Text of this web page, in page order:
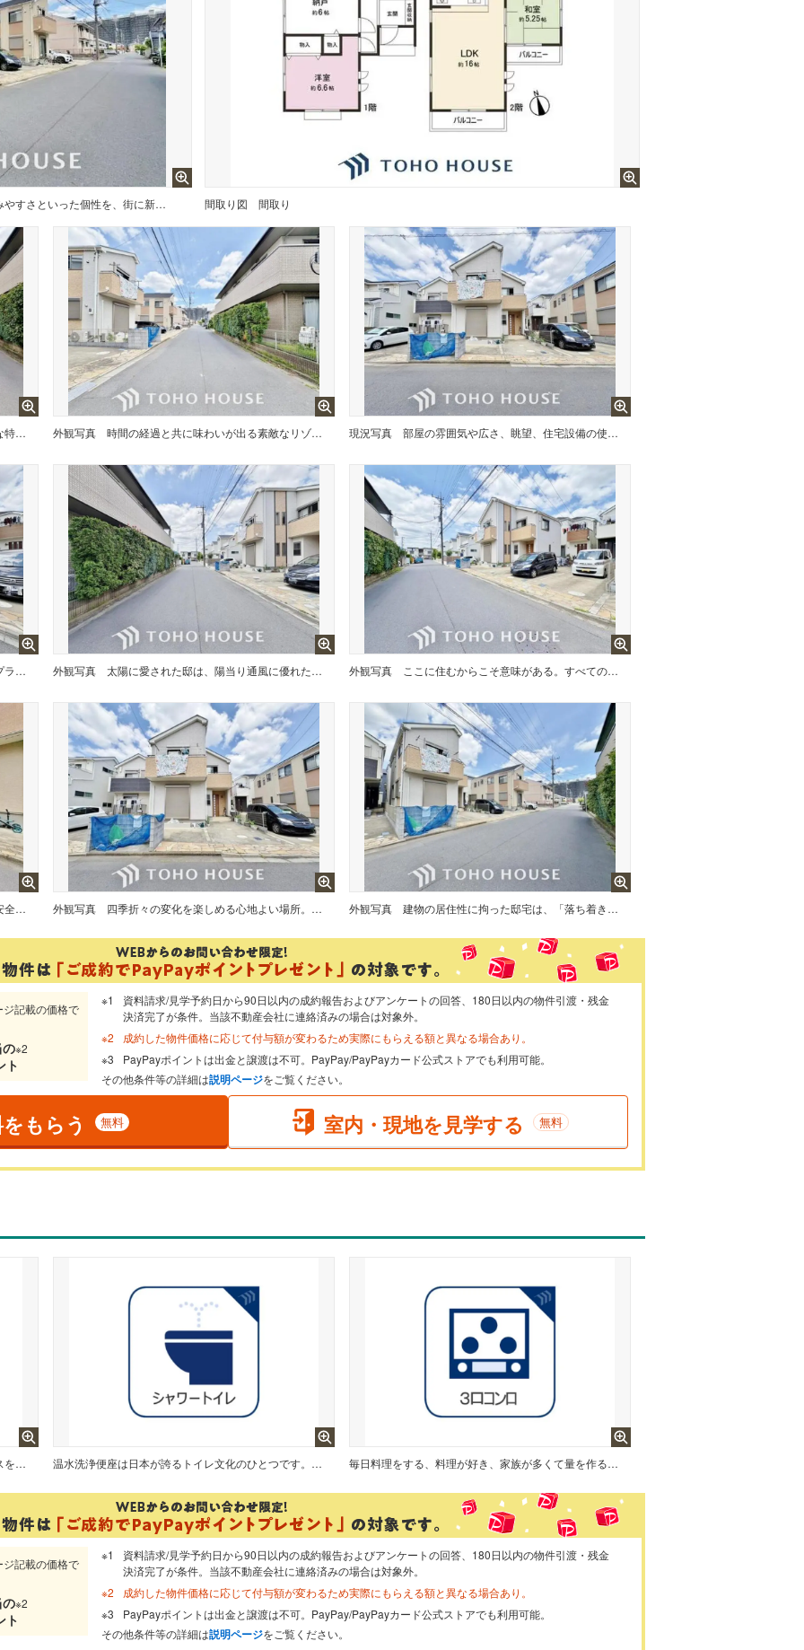
おしゃれな雰囲気や自然の潤い、親しみやすさといった個性を、街に新たな価値を齎し続けることでしょう。 間取り図 間取り
ここに住むからこそ意味がある。そんな特別感に浸りながら、毎日をお過ごしいただきたい。 外観写真 時間の経過と共に味わいが出る素敵なリゾート時間を楽しんでください。 現況写真 部屋の雰囲気や広さ、眺望、住宅設備の使い勝手など住み心地をしっかり考えられております。
贅沢といえるほどの豊かな居住性と、プライドを満たすクオリティが見事に調和した住空間。 外観写真 太陽に愛された邸は、陽当り通風に優れた魅力的で快適さを追求した邸宅でした。 外観写真 ここに住むからこそ意味がある。すべての（始まり）をここから迎えます。
住まいの本質の部分から、住み心地や安全性を見つめ直しました。 外観写真 四季折々の変化を楽しめる心地よい場所。時間の経過と共に味わいが出る素敵な空間へ。 外観写真 建物の居住性に拘った邸宅は、「落ち着き」と「安らぎ」と「快適」を実現してくれます。
記載の価格で
の※2
ト
資料請求/見学予約日から90日以内の成約報告およびアンケートの回答、180日以内の物件引渡・残金
決済完了が条件。当該不動産会社に連絡済みの場合は対象外。
成約した物件価格に応じて付与額が変わるため実際にもらえる額と異なる場合あり。
PayPayポイントは出金と譲渡は不可。PayPay/PayPayカード公式ストアでも利用可能。
その他条件等の詳細は説明ページをご覧ください。
もらう 無料 室内・現地を見学する 無料
洗面台には三面鏡を採用。鏡の後ろに収納スペースを設ける事により洗面台周りもすっきりします。 温水洗浄便座は日本が誇るトイレ文化のひとつです。各家庭にも当たり前になりつつある設備のひとつです。 毎日料理をする、料理が好き、家族が多くて量を作る必要がある、等の方々にとっては必須の3口コンロ。
記載の価格で
の※2
ト
資料請求/見学予約日から90日以内の成約報告およびアンケートの回答、180日以内の物件引渡・残金
決済完了が条件。当該不動産会社に連絡済みの場合は対象外。
成約した物件価格に応じて付与額が変わるため実際にもらえる額と異なる場合あり。
PayPayポイントは出金と譲渡は不可。PayPay/PayPayカード公式ストアでも利用可能。
その他条件等の詳細は説明ページをご覧ください。